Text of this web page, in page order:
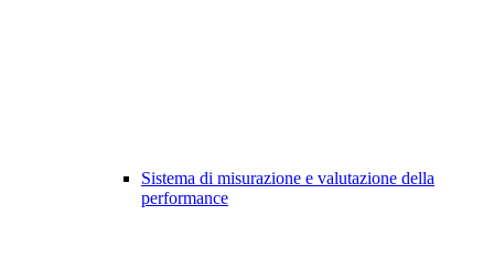
Sistema di misurazione e valutazione della
performance